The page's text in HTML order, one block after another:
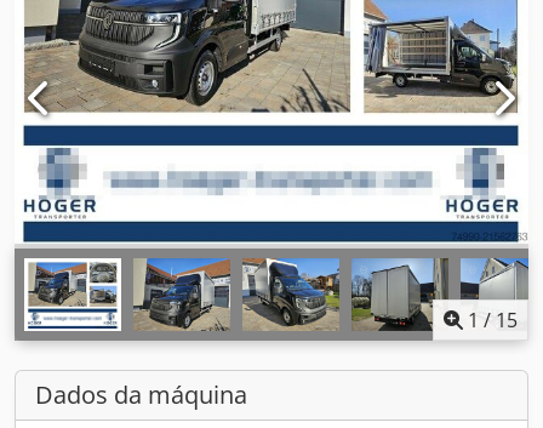
1 / 15
Dados da máquina